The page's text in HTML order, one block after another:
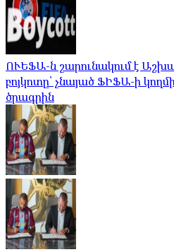
ՈՒԵՖԱ-ն շարունակում է
բոյկոտը՝ չնայած ՖԻՖԱ-ի
ծրագրին